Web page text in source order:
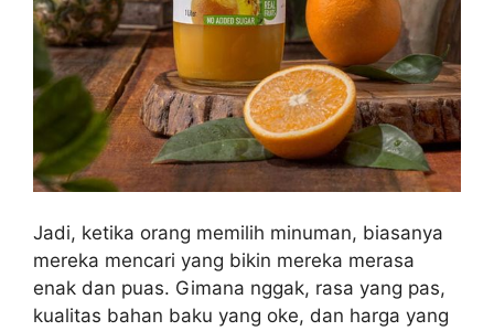
Jadi, ketika orang memilih minuman, biasanya
mereka mencari yang bikin mereka merasa
enak dan puas. Gimana nggak, rasa yang pas,
kualitas bahan baku yang oke, dan harga yang